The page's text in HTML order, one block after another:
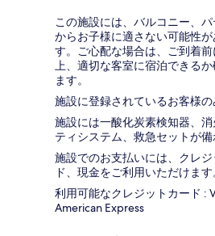
この施設には、バルコニー、
からお子様に適さない可能性
す。ご心配な場合は、ご到着
上、適切な客室に宿泊できる
ます。
施設に登録されているお客様の
施設には一酸化炭素検知器、
ティシステム、救急セットが備
施設でのお支払いには、クレ
ド、現金をご利用いただけます
利用可能なクレジットカード :
American Express